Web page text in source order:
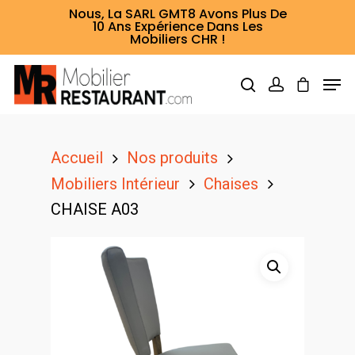
Nous, La SARL GMT8 Avons Plus De
10 Ans Expérience Dans Les
Mobiliers CHR !
Hit enter to search or ESC to close
Accueil
Nos produits
Mobiliers Intérieur
Chaises
CHAISE A03